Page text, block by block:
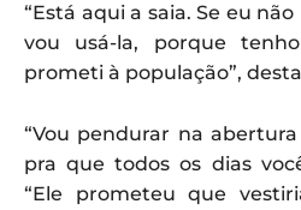
“Está aqui a saia. Se eu
vou usá-la, porque
prometi à população”,
“Vou pendurar na
pra que todos os dias
“Ele prometeu que